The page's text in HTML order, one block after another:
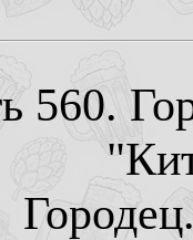
560.